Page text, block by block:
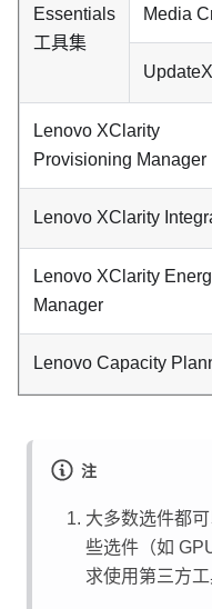
Essentials
工具集
Media
Lenovo XClarity
Provisioning Manager
Lenovo XClarity
Lenovo XClarity
Manager
Lenovo Capacity
注
大多数选件都
些选件（如
求使用第三方工